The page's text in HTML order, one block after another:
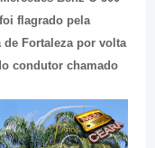
flagrado pela
de Fortaleza por volta
condutor chamado